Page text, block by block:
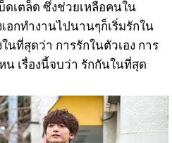
เตล็ด ซึ่งช่วยเหลือคนใน
กทำงานไปนานๆก็เริ่มรักใน
นที่สุดว่า การรักในตัวเอง การ
เรื่องนี้จบว่า รักกันในที่สุด